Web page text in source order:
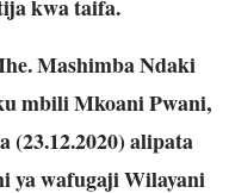
kwa taifa.
Mashimba Ndaki
mbili Mkoani Pwani,
(23.12.2020) alipata
ya wafugaji Wilayani